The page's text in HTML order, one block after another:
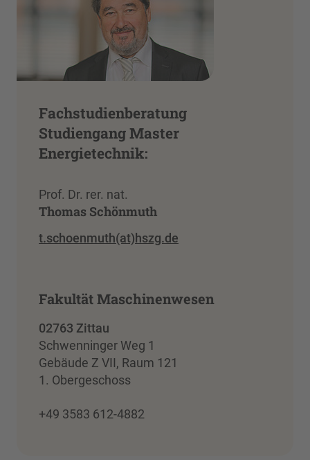
Fachstudienberatung
Studiengang Master
Energietechnik:
Prof. Dr. rer. nat.
Thomas Schönmuth
t.schoenmuth(at)hszg.de
Fakultät Maschinenwesen
02763 Zittau
Schwenninger Weg 1
Gebäude Z VII, Raum 121
1. Obergeschoss
+49 3583 612-4882